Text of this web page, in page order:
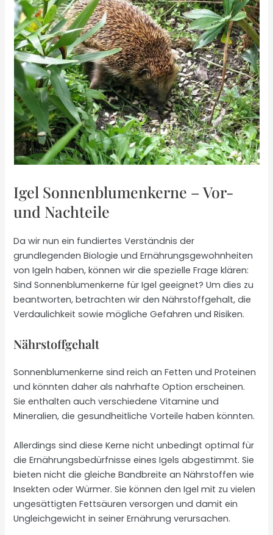
Igel Sonnenblumenkerne – Vor-
und Nachteile
Da wir nun ein fundiertes Verständnis der
grundlegenden Biologie und Ernährungsgewohnheiten
von Igeln haben, können wir die spezielle Frage klären:
Sind Sonnenblumenkerne für Igel geeignet? Um dies zu
beantworten, betrachten wir den Nährstoffgehalt, die
Verdaulichkeit sowie mögliche Gefahren und Risiken.
Nährstoffgehalt
Sonnenblumenkerne sind reich an Fetten und Proteinen
und könnten daher als nahrhafte Option erscheinen.
Sie enthalten auch verschiedene Vitamine und
Mineralien, die gesundheitliche Vorteile haben könnten.
Allerdings sind diese Kerne nicht unbedingt optimal für
die Ernährungsbedürfnisse eines Igels abgestimmt. Sie
bieten nicht die gleiche Bandbreite an Nährstoffen wie
Insekten oder Würmer. Sie können den Igel mit zu vielen
ungesättigten Fettsäuren versorgen und damit ein
Ungleichgewicht in seiner Ernährung verursachen.